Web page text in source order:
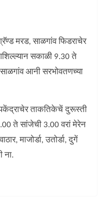
मरड, साळगांव फिडराचेर
सकाळी 9.30 ते
आनी सरभोवतणच्या
ताकतिकेचें दुरूस्ती
ते सांजेची 3.00 वरां मेरेन
माजोर्डा, उतोर्डा, दुगें
ना.